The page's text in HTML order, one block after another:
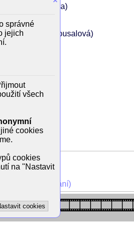
Vojěch Kalina)
Pávek)
Věra Kousalová)
Rambousek)
Pávková)
starší vysílání)
správné
jejich
všech
jiné cookies
cookies
na "Nastavit
cookies